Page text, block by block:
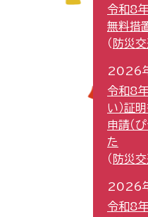
令和8
無料措
防災
2026
令和8
い）証
申請（
た
防災
2026
令和8年